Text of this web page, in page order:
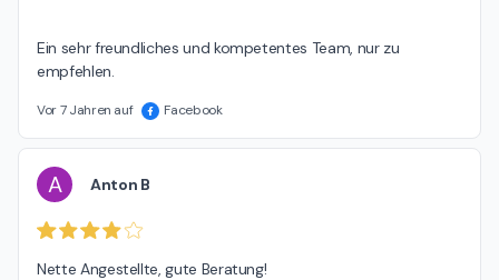
Ein sehr freundliches und kompetentes Team, nur zu
empfehlen.
Vor 7 Jahren auf Facebook
A Anton B
Nette Angestellte, gute Beratung!